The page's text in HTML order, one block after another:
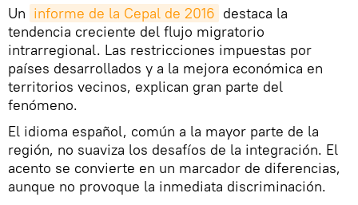
Un informe de la Cepal de 2016 destaca la
tendencia creciente del flujo migratorio
intrarregional. Las restricciones impuestas por
países desarrollados y a la mejora económica en
territorios vecinos, explican gran parte del
fenómeno.
El idioma español, común a la mayor parte de la
región, no suaviza los desafíos de la integración. El
acento se convierte en un marcador de diferencias,
aunque no provoque la inmediata discriminación.